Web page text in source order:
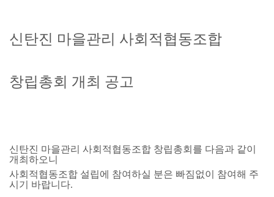
신탄진 마을관리 사회적협동조합
창립총회 개최 공고
신탄진 마을관리 사회적협동조합 창립총회를 다음과 같이
개최하오니
사회적협동조합 설립에 참여하실 분은 빠짐없이 참여해 주
시기 바랍니다.